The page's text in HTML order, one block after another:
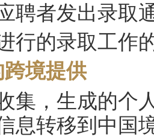
聘者发出录取
行的录取工作
境提供
集，生成的个
息转移到中国